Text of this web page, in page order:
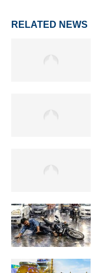
RELATED NEWS